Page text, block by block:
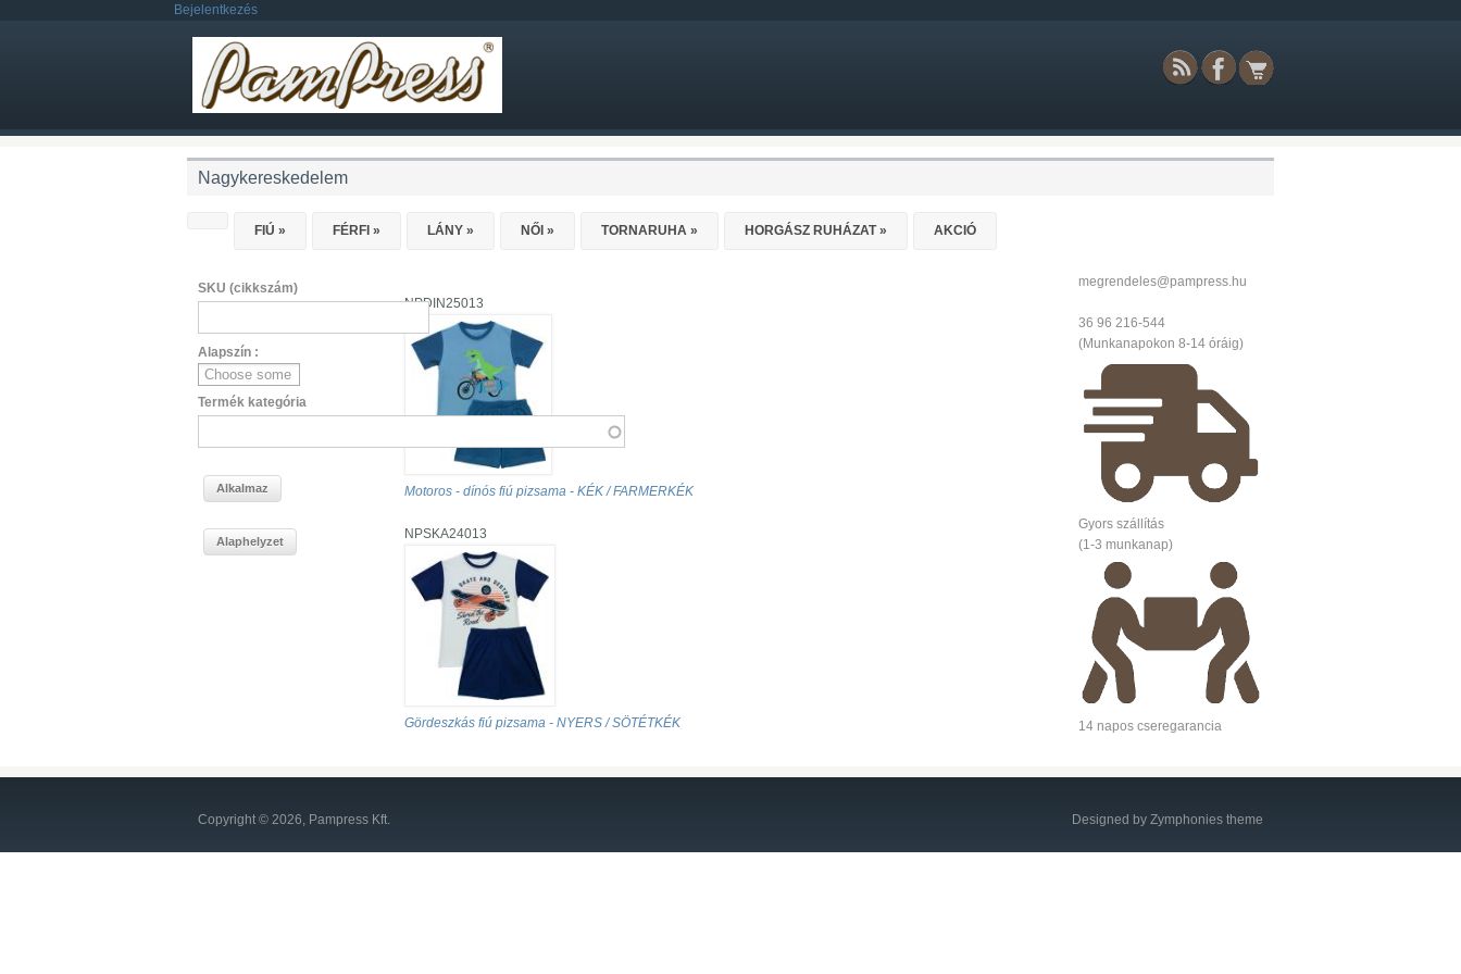
Bejelentkezés
Nagykereskedelem
FIÚ » FÉRFI » LÁNY » NŐI » TORNARUHA » HORGÁSZ RUHÁZAT» AKCIÓ
NPDIN25013
Motoros - dínós fiú pizsama - KÉK / FARMERKÉK
NPSKA24013
Gördeszkás fiú pizsama - NYERS / SÖTÉTKÉK
SKU (cikkszám)
Alapszín :
Termék kategória
megrendeles@pampress.hu
36 96 216-544
(Munkanapokon 8-14 óráig)
Gyors szállítás
(1-3 munkanap)
14 napos cseregarancia
Copyright © 2026, Pampress Kft. Designed by Zymphonies theme